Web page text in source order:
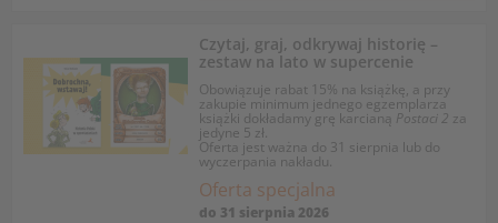
Czytaj, graj, odkrywaj historię –
zestaw na lato w supercenie
Obowiązuje rabat 15% na książkę, a przy
zakupie minimum jednego egzemplarza
książki dokładamy grę karcianą Postaci 2 za
jedyne 5 zł.
Oferta jest ważna do 31 sierpnia lub do
wyczerpania nakładu.
Oferta specjalna
do 31 sierpnia 2026